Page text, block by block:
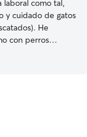
laboral como tal,
y cuidado de gatos
He
con perros